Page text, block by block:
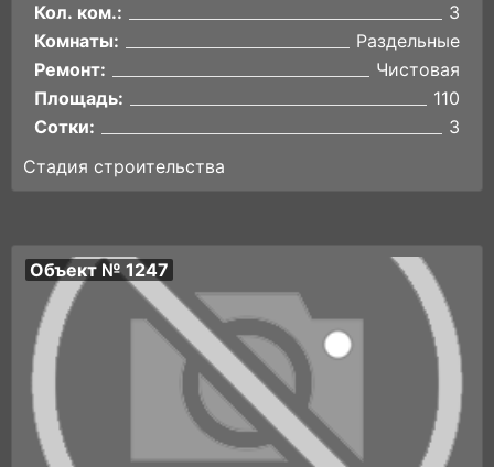
Кол. ком.:
3
Комнаты:
Раздельные
Ремонт:
Чистовая
Площадь:
110
Сотки:
3
Стадия строительства
Объект № 1247